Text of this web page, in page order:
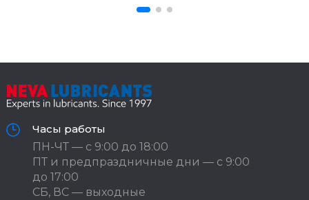
Часы работы
ПН-ЧТ — с 9:00 до 18:00
ПТ и предпраздничные дни — с 9:00
до 17:00
СБ, ВС — выходные